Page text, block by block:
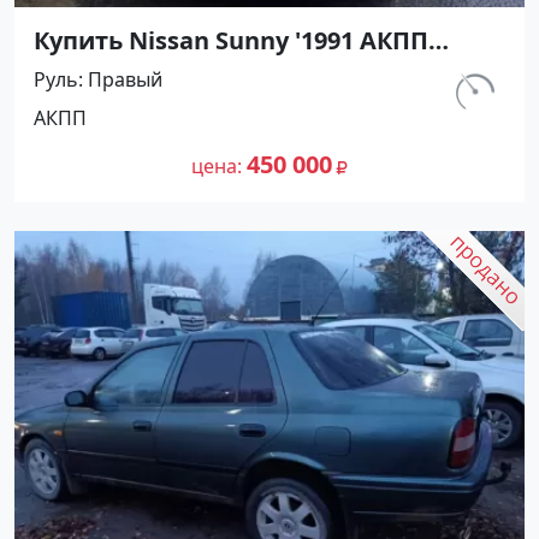
Купить Nissan Sunny '1991 АКПП
(1400/75 л.с.) Бензин инжектор
Мостовской цвет Черный Седан по
цене 450000 рублей, объявление
№27489 на сайте Авторынок23
км.
Руль Правый
АКПП
цена 450 000